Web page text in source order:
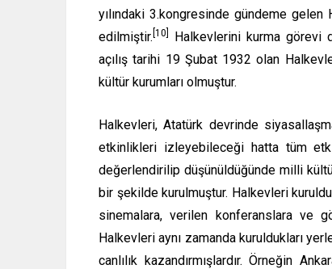
yılındaki 3.kongresinde gündeme
edilmiştir. [10]
Halkevlerini kurma görevi
açılış tarihi 19 Şubat 1932 olan
kültür kurumları olmuştur.
Halkevleri, Atatürk devrinde
etkinlikleri izleyebileceği hatta tüm
değerlendirilip düşünüldüğünde milli
bir şekilde kurulmuştur. Halkevleri
sinemalara, verilen konferanslara ve
Halkevleri aynı zamanda kuruldukları
canlılık kazandırmışlardır. Örneğin